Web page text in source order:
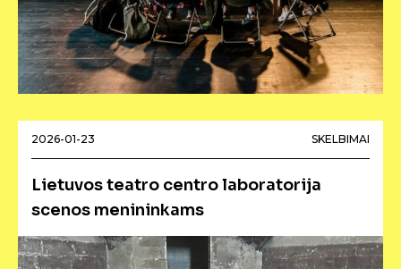
2026-01-23 SKELBIMAI
Lietuvos teatro centro laboratorija
scenos menininkams